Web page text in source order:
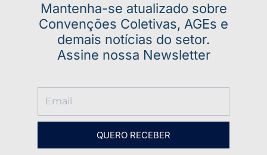
Mantenha-se atualizado sobre
Convenções Coletivas, AGEs e
demais notícias do setor.
Assine nossa Newsletter
QUERO RECEBER